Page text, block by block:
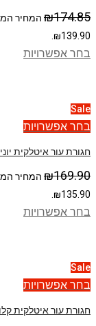
₪174.85 המחיר המקורי
₪139.90.
בחר אפשרויות
Sale
בחר אפשרויות
חגורת עור איטלקית
₪169.90 המחיר המקורי
₪135.90.
בחר אפשרויות
Sale
בחר אפשרויות
חגורת עור איטלקית